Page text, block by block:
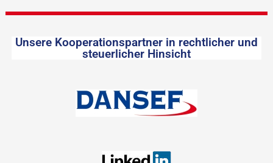
Unsere Kooperationspartner in rechtlicher und
steuerlicher Hinsicht